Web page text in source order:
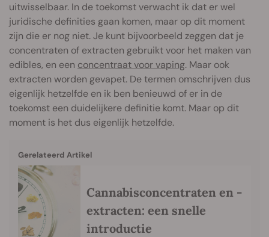
uitwisselbaar. In de toekomst verwacht ik dat er wel
juridische definities gaan komen, maar op dit moment
zijn die er nog niet. Je kunt bijvoorbeeld zeggen dat je
concentraten of extracten gebruikt voor het maken van
edibles, en een concentraat voor vaping. Maar ook
extracten worden gevapet. De termen omschrijven dus
eigenlijk hetzelfde en ik ben benieuwd of er in de
toekomst een duidelijkere definitie komt. Maar op dit
moment is het dus eigenlijk hetzelfde.
Gerelateerd Artikel
Cannabisconcentraten en -
extracten: een snelle
introductie